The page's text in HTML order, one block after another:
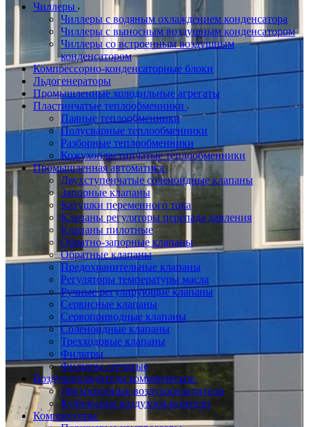
Чиллеры
Чиллеры с водяным охлаждением конденсатора
Чиллеры с выносным воздушным конденсатором
Чиллеры со встроенным воздушным
конденсатором
Компрессорно-конденсаторные блоки
Льдогенераторы
Промышленные холодильные агрегаты
Пластинчатые теплообменники
Паяные теплообменники
Полусварные теплообменники
Разборные теплообменники
Кожухопластинчатые теплообменники
Промышленная автоматика
Двухступенчатые соленоидные клапаны
Запорные клапаны
Катушки переменного тока
Клапаны регуляторы перепада давления
Клапаны пилотные
Обратно-запорные клапаны
Обратные клапаны
Предохранительные клапаны
Регуляторы температуры масла
Ручные регулирующие клапаны
Сервисные клапаны
Сервоприводные клапаны
Соленоидные клапаны
Трехходовые клапаны
Фильтры
Фильтры сетчатые
Воздухоохладители коммерческие
Двухпоточные воздухоохладители
Кубические воздухоохладители
Компрессоры